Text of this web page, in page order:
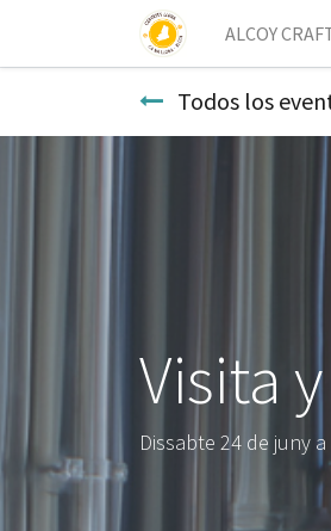
ALCOY
Todos los
Visita
Dissabte 24 de juny